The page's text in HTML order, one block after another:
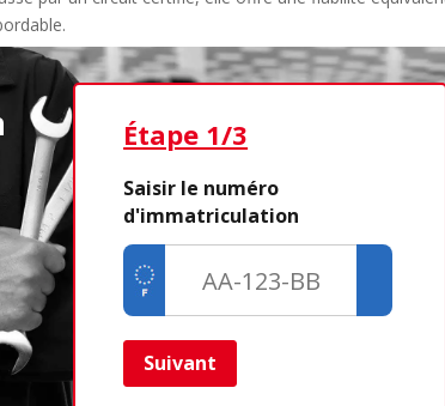
Étape 1/3
Saisir le numéro
d'immatriculation
Suivant